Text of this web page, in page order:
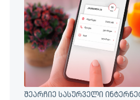
შეარჩიე სასურველი